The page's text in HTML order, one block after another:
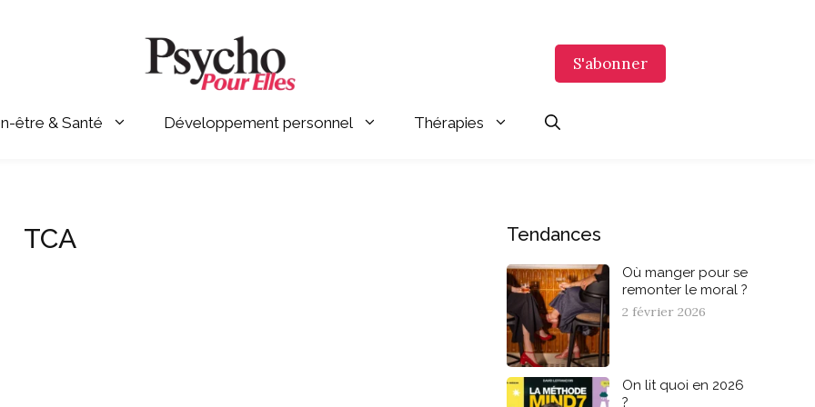
être & Santé Développement personnel Thérapies
S'abonner
TCA Tendances
Où manger pour se
remonter le moral ?
2 février 2026
On lit quoi en 2026
?